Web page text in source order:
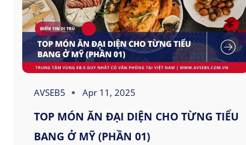
AVSEB5 Apr 11, 2025
TOP MÓN ĂN ĐẠI DIỆN CHO TỪNG TIỂU
BANG Ở MỸ (PHẦN 01)